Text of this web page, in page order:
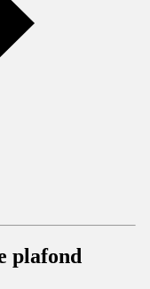
plafond